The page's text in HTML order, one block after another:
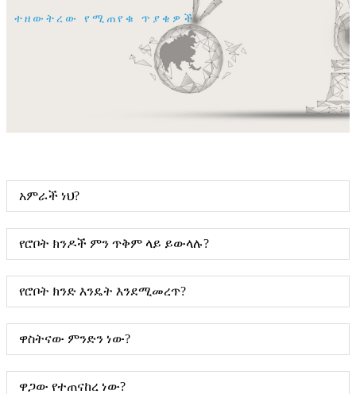
ተዘውትረው የሚጠየቁ ጥያቄዎች
አምራች ነህ?
የሮቦት ክንዶች ምን ጥቅም ላይ ይውላሉ?
የሮቦት ክንድ እንዴት እንደሚመረጥ?
ዋስትናው ምንድን ነው?
ዋጋው የተጠናከረ ነው?